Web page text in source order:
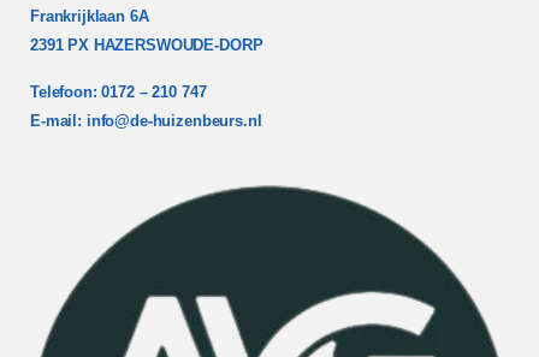
Frankrijklaan 6A
2391 PX HAZERSWOUDE-DORP
Telefoon: 0172 – 210 747
E-mail: info@de-huizenbeurs.nl